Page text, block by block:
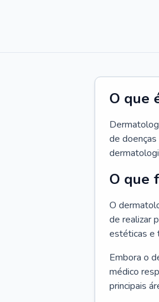
O que
de
O que
O
de realizar
estéticas e
Embora o
médico
principais